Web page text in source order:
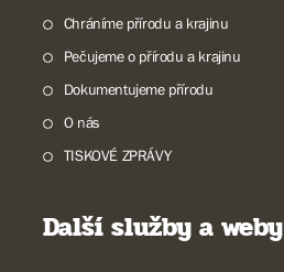
Chráníme přírodu a krajinu
Pečujeme o přírodu a krajinu
Dokumentujeme přírodu
O nás
TISKOVÉ ZPRÁVY
Další služby a weby